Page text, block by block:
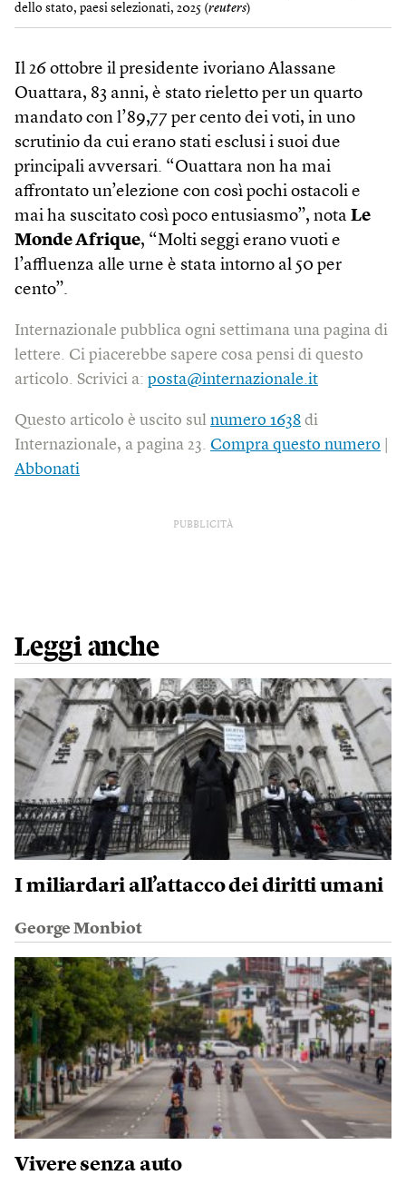
dello stato, paesi selezionati, 2025 (reuters)
Il 26 ottobre il presidente ivoriano Alassane
Ouattara, 83 anni, è stato rieletto per un quarto
mandato con l’89,77 per cento dei voti, in uno
scrutinio da cui erano stati esclusi i suoi due
principali avversari. “Ouattara non ha mai
affrontato un’elezione con così pochi ostacoli e
mai ha suscitato così poco entusiasmo”, nota Le
Monde Afrique, “Molti seggi erano vuoti e
l’affluenza alle urne è stata intorno al 50 per
cento”.
Internazionale pubblica ogni settimana una pagina di
lettere. Ci piacerebbe sapere cosa pensi di questo
articolo. Scrivici a: posta@internazionale.it
Questo articolo è uscito sul numero 1638 di
Internazionale, a pagina 23. Compra questo numero
Abbonati
PUBBLICITÀ
Leggi anche
I miliardari all’attacco dei diritti umani
George Monbiot
Vivere senza auto